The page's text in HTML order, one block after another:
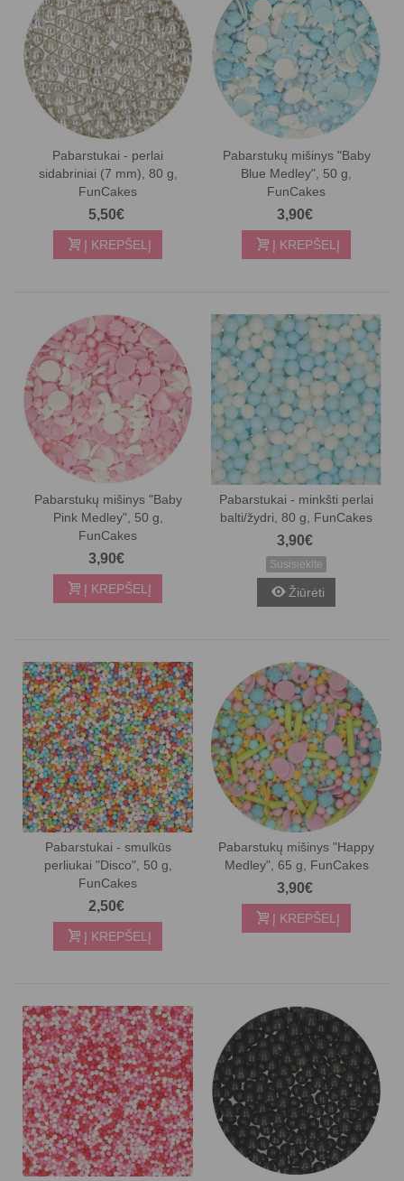
Pabarstukai - perlai
sidabriniai (7 mm), 80 g,
FunCakes
5,50€
Į KREPŠELĮ
Pabarstukų mišinys "Baby
Blue Medley", 50 g,
FunCakes
3,90€
Į KREPŠELĮ
Pabarstukų mišinys "Baby
Pink Medley", 50 g,
FunCakes
3,90€
Į KREPŠELĮ
Pabarstukai - minkšti perlai
balti/žydri, 80 g, FunCakes
3,90€
Susisiekite
Žiūrėti
Pabarstukai - smulkūs
perliukai "Disco", 50 g,
FunCakes
2,50€
Į KREPŠELĮ
Pabarstukų mišinys "Happy
Medley", 65 g, FunCakes
3,90€
Į KREPŠELĮ